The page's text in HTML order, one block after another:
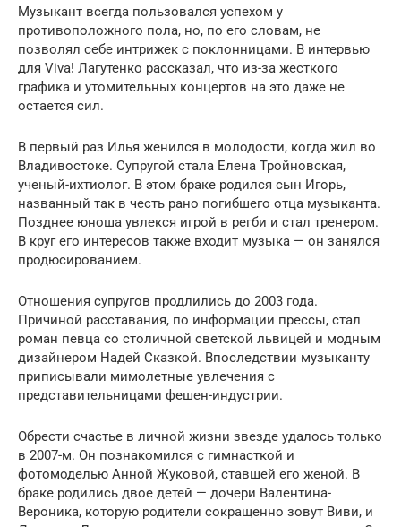
Музыкант всегда пользовался успехом у
противоположного пола, но, по его словам, не
позволял себе интрижек с поклонницами. В интервью
для Viva! Лагутенко рассказал, что из-за жесткого
графика и утомительных концертов на это даже не
остается сил.
В первый раз Илья женился в молодости, когда жил во
Владивостоке. Супругой стала Елена Тройновская,
ученый-ихтиолог. В этом браке родился сын Игорь,
названный так в честь рано погибшего отца музыканта.
Позднее юноша увлекся игрой в регби и стал тренером.
В круг его интересов также входит музыка — он занялся
продюсированием.
Отношения супругов продлились до 2003 года.
Причиной расставания, по информации прессы, стал
роман певца со столичной светской львицей и модным
дизайнером Надей Сказкой. Впоследствии музыканту
приписывали мимолетные увлечения с
представительницами фешен-индустрии.
Обрести счастье в личной жизни звезде удалось только
в 2007-м. Он познакомился с гимнасткой и
фотомоделью Анной Жуковой, ставшей его женой. В
браке родились двое детей — дочери Валентина-
Вероника, которую родители сокращенно зовут Виви, и